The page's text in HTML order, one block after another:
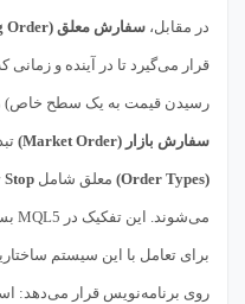
در مقابل، سفارش معلق (Pending Order)
قرار می‌گیرد تا در آینده و
رسیدن قیمت به یک سطح خاص)
سفارش بازار (Market Order)
(Order Types) معلق شامل Stop
می‌شوند. این تفکیک در MQL5 بسیار شفاف‌تر از MQL4 است.